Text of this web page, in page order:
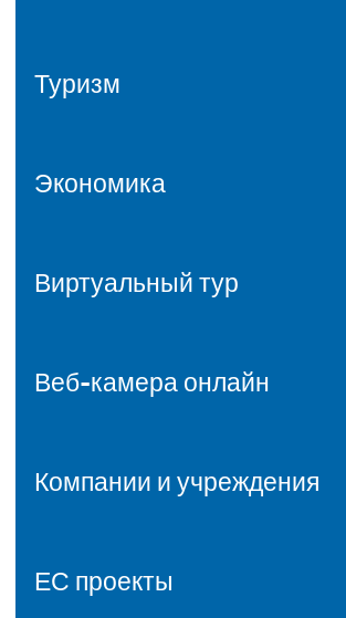
Туризм
Экономика
Виртуальный тур
Веб-камера онлайн
Компании и учреждения
ЕС проекты